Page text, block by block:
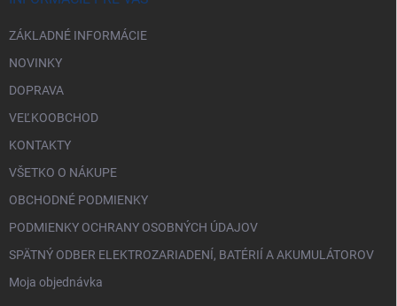
ZÁKLADNÉ INFORMÁCIE
NOVINKY
DOPRAVA
VEĽKOOBCHOD
KONTAKTY
VŠETKO O NÁKUPE
OBCHODNÉ PODMIENKY
PODMIENKY OCHRANY OSOBNÝCH ÚDAJOV
SPÄTNÝ ODBER ELEKTROZARIADENÍ, BATÉRIÍ A AKUMULÁTOROV
Moja objednávka